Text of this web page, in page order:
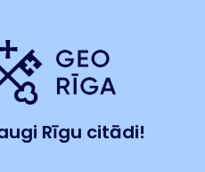
Rīgu citādi!